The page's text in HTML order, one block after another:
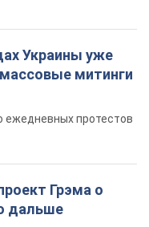
Украины уже
митинги
ежедневных протестов
Грэма о
дальше